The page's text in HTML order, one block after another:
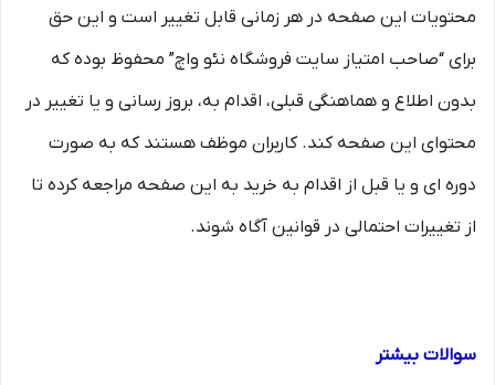
محتویات این صفحه در هر زمانی قابل تغییر است و این حق
برای “صاحب امتیاز سایت فروشگاه نئو واچ” محفوظ بوده که
بدون اطلاع و هماهنگی قبلی، اقدام به، بروز رسانی و یا تغییر در
محتوای این صفحه کند. کاربران موظف هستند که به صورت
دوره ای و یا قبل از اقدام به خرید به این صفحه مراجعه کرده تا
از تغییرات احتمالی در قوانین آگاه شوند.
سوالات بیشتر